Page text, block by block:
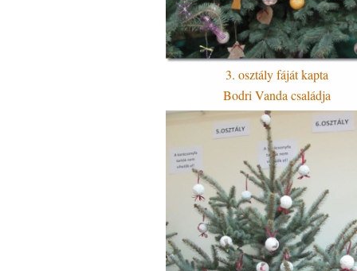
3. osztály fáját kapta
Bodri Vanda családja